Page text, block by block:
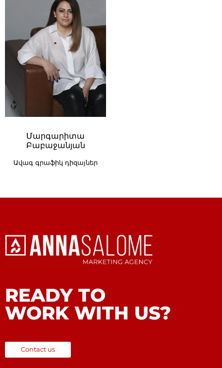
Մարգարիտա
Բաբաջանյան
Ավագ գրաֆիկ դիզայներ
READY TO
WORK WITH US?
Contact us